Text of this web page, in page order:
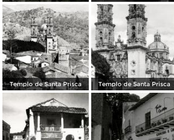
Templo de Santa Prisca Templo de Santa Prisca